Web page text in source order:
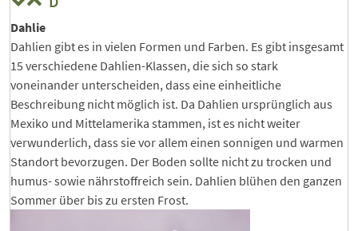
Dahlie
Dahlien gibt es in vielen Formen und Farben. Es gibt insgesamt
15 verschiedene Dahlien-Klassen, die sich so stark
voneinander unterscheiden, dass eine einheitliche
Beschreibung nicht möglich ist. Da Dahlien ursprünglich aus
Mexiko und Mittelamerika stammen, ist es nicht weiter
verwunderlich, dass sie vor allem einen sonnigen und warmen
Standort bevorzugen. Der Boden sollte nicht zu trocken und
humus- sowie nährstoffreich sein. Dahlien blühen den ganzen
Sommer über bis zu ersten Frost.